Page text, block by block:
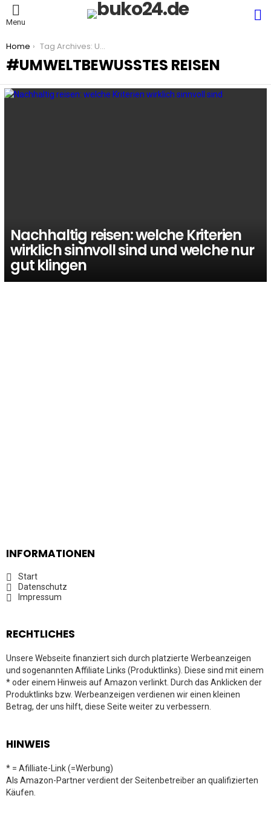
Menu
You are here:
Home Tag Archives: Umweltbewusstes Reisen
UMWELTBEWUSSTES REISEN
Nachhaltig reisen: welche Kriterien
wirklich sinnvoll sind und welche nur
gut klingen
INFORMATIONEN
Start
Datenschutz
Impressum
RECHTLICHES
Unsere Webseite finanziert sich durch platzierte Werbeanzeigen
und sogenannten Affiliate Links (Produktlinks). Diese sind mit einem
* oder einem Hinweis auf Amazon verlinkt. Durch das Anklicken der
Produktlinks bzw. Werbeanzeigen verdienen wir einen kleinen
Betrag, der uns hilft, diese Seite weiter zu verbessern.
HINWEIS
* = Afilliate-Link (=Werbung)
Als Amazon-Partner verdient der Seitenbetreiber an qualifizierten
Käufen.